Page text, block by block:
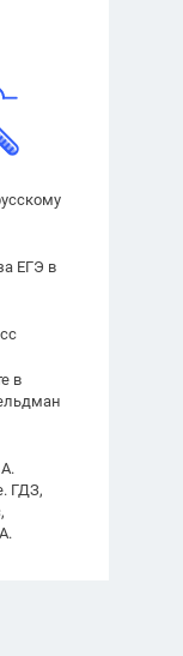
ЕГЭ в
в
ГДЗ,